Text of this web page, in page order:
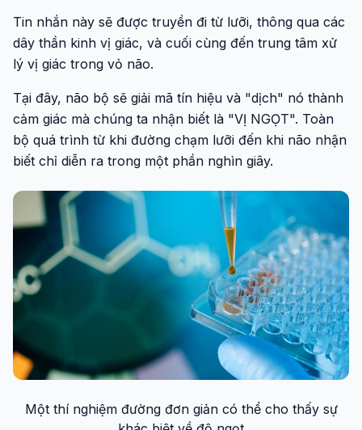
Tin nhắn này sẽ được truyền đi từ lưỡi, thông qua các
dây thần kinh vị giác, và cuối cùng đến trung tâm xử
lý vị giác trong vỏ não.
Tại đây, não bộ sẽ giải mã tín hiệu và "dịch" nó thành
cảm giác mà chúng ta nhận biết là "VỊ NGỌT". Toàn
bộ quá trình từ khi đường chạm lưỡi đến khi não nhận
biết chỉ diễn ra trong một phần nghìn giây.
Một thí nghiệm đường đơn giản có thể cho thấy sự